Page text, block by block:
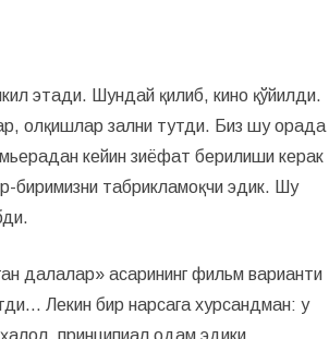
этади. Шундай қилиб, кино қўйилди.
олқишлар зални тутди. Биз шу орада
кейин зиёфат берилиши керак
биримизни табрикламоқчи эдик. Шу
далалар» асарининг фильм варианти
Лекин бир нарсага хурсандман: у
принципиал одам эдики…